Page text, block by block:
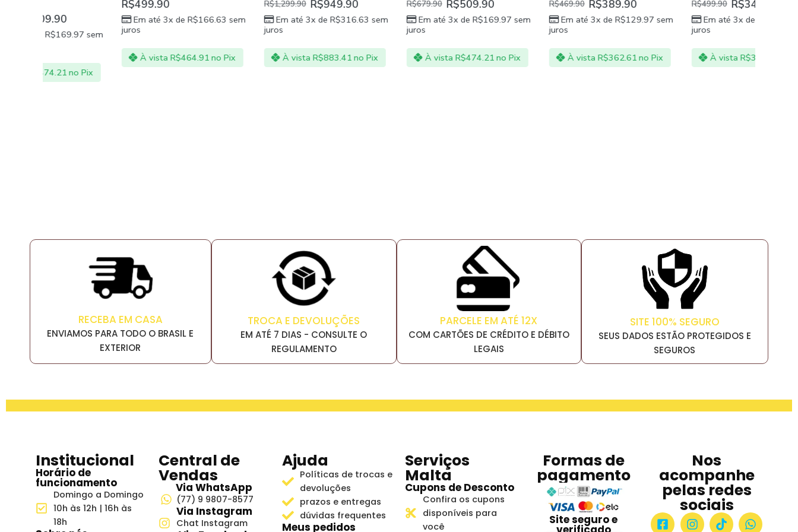
Em até 3x de R$166.63sem
juros
464.91 no Pix
949.90
Em até 3x de R$316.63sem
À vista 883.41 no Pix
R$679.90 509.90
Em até 3x de R$169.97sem
À vista 474.21 no Pix
R$469.90 389.90
Em até 3x de R$129.97sem
À vista 362.61 no Pix
R$499.90 349.90
Em até 3x de R$116.63sem
À vista 325.41 no Pix
RECEBA EM CASA
ENVIAMOS PARA TODO O BRASIL E
EXTERIOR
TROCA E DEVOLUÇÕES
EM ATÉ 7 DIAS - CONSULTE O
REGULAMENTO
PARCELE EM ATÉ 12X
COM CARTÕES DE CRÉDITO E DÉBITO
LEGAIS
SITE 100% SEGURO
SEUS DADOS ESTÃO PROTEGIDOS E
SEGUROS
Institucional
Horário de
funcionamento
Domingo a Domingo
10h às 12h | 16h às
18h
Central de
Vendas
Via WhatsApp
(77) 9 9807-8577
Via Instagram
Chat Instagram
Ajuda
Políticas de trocas e
devoluções
prazos e entregas
dúvidas frequentes
Meus pedidos
Serviços
Malta
Cupons de Desconto
Confira os cupons
disponíveis para
você
Formas de
pagamento
Site seguro e
Nos
acompanhe
pelas redes
sociais